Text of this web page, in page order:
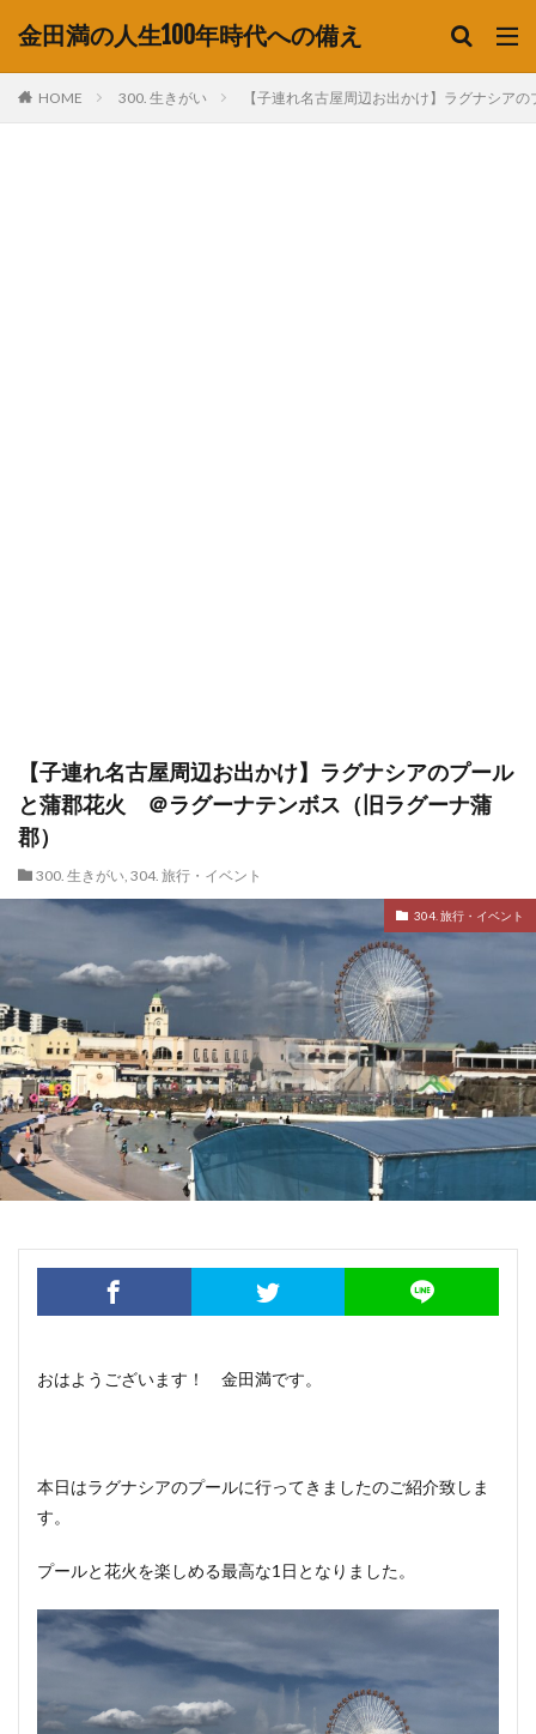
金田満の人生100年時代への備え
HOME 300. 生きがい 【子連れ名古屋周辺お出かけ】ラグナシ
【子連れ名古屋周辺お出かけ】ラグナシアのプール
と蒲郡花火 ＠ラグーナテンボス（旧ラグーナ蒲
郡）
300. 生きがい, 304. 旅行・イベント
304. 旅行・イベント
おはようございます！ 金田満です。
本日はラグナシアのプールに行ってきましたのご紹介致しま
す。
プールと花火を楽しめる最高な1日となりました。